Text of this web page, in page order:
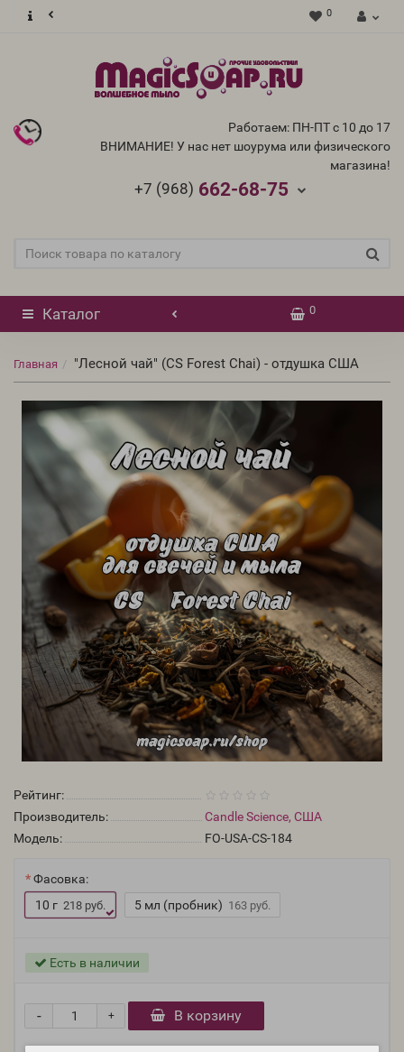
0
Работаем: ПН-ПТ с 10 до 17
ВНИМАНИЕ! У нас нет шоурума или физического
магазина!
+7 (968) 662-68-75
Каталог 0
Главная "Лесной чай" (CS Forest Chai) - отдушка США
Рейтинг:
Производитель:
Candle Science, США
Модель:
FO-USA-CS-184
Фасовка:
10 г 218 руб. 5 мл (пробник) 163 руб.
Есть в наличии
+
- В корзину